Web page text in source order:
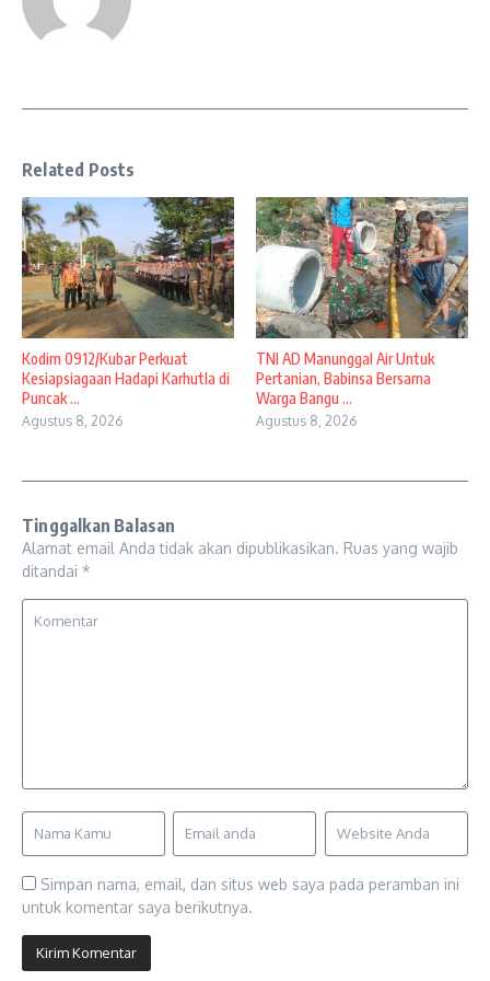
Related Posts
Kodim 0912/Kubar Perkuat
Kesiapsiagaan Hadapi Karhutla di
Puncak ...
Agustus 8, 2026
TNI AD Manunggal Air Untuk
Pertanian, Babinsa Bersama
Warga Bangu ...
Agustus 8, 2026
Tinggalkan Balasan
Alamat email Anda tidak akan dipublikasikan. Ruas yang wajib
ditandai *
Simpan nama, email, dan situs web saya pada peramban ini
untuk komentar saya berikutnya.